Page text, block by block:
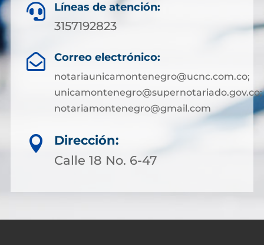
 Líneas de atención:
3157192823
 Correo electrónico:
notariaunicamontenegro@ucnc.com.co;
unicamontenegro@supernotariado.gov.co;
notariamontenegro@gmail.com

Dirección:
Calle 18 No. 6-47